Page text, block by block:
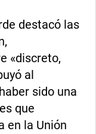
destacó las
«discreto,
al
sido una
que
en la Unión